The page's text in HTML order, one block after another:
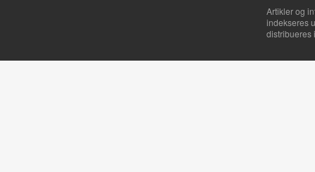
Artikler og
indekseres
distribueres